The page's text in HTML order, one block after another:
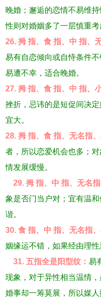
晚婚；邂逅的恋情不易维
性则对婚姻多了一层慎重考
26. 拇 指、食 指、中 指、
易有自恋倾向或自恃条件
易遭不幸，适合晚婚。
27. 拇 指、食 指、中 指、
挫折，忌讳的是短促间决
宜大。
28. 拇 指、食 指、无名指
者，所以恋爱机会也多；
情发展缓慢。
29. 拇 指、中 指、无名
象是否门当户对；宜有温
谐。
30. 食 指、中 指、无名指
姻缘运不错，如果经由理
31. 五指全是阳型纹：易
现象，对于异性相当温情
婚事却一筹莫展，所以媒